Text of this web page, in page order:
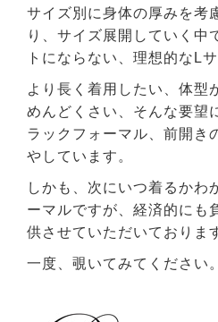
サイズ別に身体の厚みを考
り、サイズ展開していく中
トにならない、理想的なL
より長く着用したい、体型
めんどくさい、そんな要望
ラックフォーマル、前開き
やしています。
しかも、次にいつ着るかわ
ーマルですが、経済的にも
供させていただいておりま
一度、覗いてみてください。